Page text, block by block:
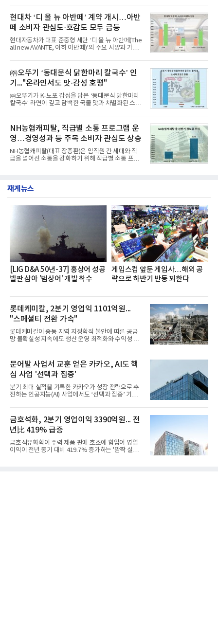
디교육, 대교, 디지
이 순으로 뒤를 이었다.7일 한국기업평판연구소(소장
구창환)는 산업통상자원부 공공기관 41개 브랜드를
대상으로 지난 7월 7일부터 8월 7일까지 수집된 소비
자 빅데이터 91,102,549건을 분석한 결과, 한국전력
공사가 브랜드평판지수 10,670,633을 기록하며 8월
1위에 올랐다고 밝혔다. 분석에 활용된 빅데이터는 지
난 7월(88,893,823건) 대비 2.48% 증가한 수치다.연
수력원자력, 한국석
현대차 ‘디 올 뉴 아반떼’ 계약 개시…아반
떼 소비자 관심도·호감도 모두 급등
현대자동차가 대표 준중형 세단 ‘디 올 뉴 아반떼(The
all new AVANTE, 이하 아반떼)’의 주요 사양과 가격
떼는 6년 만에 선보이는 8세대 완전변경 모델로, ▲정
교한 선과 면을 중심으로 완성한 파격적인 디자인 ▲
과거 중형 세단 수준으로 확대된 차체 제원 ▲글로벌
최고 수준의 안전성 ▲성능과 효율을 동시에 높인 주
행 완성도 ▲첨단 편의 및 디지털 사양 적용 등을 통해
글로벌 준중형 세단의 새로운 기준을 세웠다.아반떼
는 가솔린 2.0과 1.6 하이브리드 두 가지 파워트레인
넘
㈜오뚜기 ‘동대문식 닭한마리 칼국수’ 인
기..."온라인서도 맛·감성 호평"
㈜오뚜기가 K-노포 감성을 담은 ‘동대문식 닭한마리
칼국수’ 라면이 깊고 담백한 국물 맛과 차별화된 스토
혔다.‘동대문식 닭한마리 칼국수’는 예상을 뛰어넘는
소비자 호응에 힘입어 지난 7월 13일 첫 선을 보인 지
단 18일 만에 누적 판매량 50만 개를 돌파하는 성과를
거두었다.이번 신제품은 개발진이 전국의 닭한마리
전문점을 직접 찾아 다니며 최적의 육수 비율을 완성
했다. 자극적이지 않으면서도 깊은 닭육수에 마늘의
개운한 풍미를 더했으며, 국물이 잘 배어들면서도 쫄
서도
NH농협캐피탈, 직급별 소통 프로그램 운
영…경영성과 등 주목 소비자 관심도 상승
NH농협캐피탈(대표 장종환)은 임직원 간 세대와 직
급을 넘어선 소통을 강화하기 위해 직급별 소통 프로
영지원부 홍보팀과 2026년 새로이(e)＊가 공동 주관
쳐 진행됐다.참고로 새로이(e)는 NH농협캐피탈 MZ
세대들로(과장~계장) 구성된 자율 참여조직으로, 조
직문화 혁신과 업무 효율성 향상을 위한 다양한 활동
을 추진하며,새로운 변화와 이로운 영향력을 조직전
반에 전파하는 역할
재계뉴스
[LIG D&A 50년-37] 홍상어 성공
발판 삼아 '범상어' 개발 착수
게임스컴 앞둔 게임사…해외 공
략으로 하반기 반등 꾀한다
롯데케미칼, 2분기 영업익 1101억원...
"스페셜티 전환 가속"
롯데케미칼이 중동 지역 지정학적 불안에 따른 공급
망 불확실성 지속에도 생산 운영 최적화와 수익성 중
어갔다.롯데케미칼이 2026년 2분기 연결 기준 매출
액 5조6864억원, 영업이익 1101억원을 기록했다고 7
일 밝혔다. 사업별로는 기초화학 부문(롯데케미칼 기
초소재사업·LC타이탄·LC USA·롯데대산석화)이 매
출 3조9403억원, 영업이익 23억원을 기록했다. 정기
보수 영향과 원료 가격 변동에 따른 래깅 효과로 전분
기 대비 수익성은 둔화됐지만 흑자 전환 흐름을 유지
우호적인 환율 효과
문어발 사업서 교훈 얻은 카카오, AI도 핵
심 사업 '선택과 집중'
분기 최대 실적을 기록한 카카오가 성장 전략으로 추
진하는 인공지능(AI) 사업에서도 ‘선택과 집중’ 기조
라 투자에 나서는 것과 달리, 카카오는 ‘카카오톡’이
라는 플랫폼 경쟁력을 활용한 AI 에이전트 서비스에
집중하는 전략이다. 과거 무리한 사업 확장 과정에서
겪었던 시행착오를 되풀이하지 않고 핵심 역량에 집
중하겠다는 취지로 풀이된다.7일 업계에 따르면 카카
오는 올해 2분기 연결 기준 매출 2조985억원, 영업이
익 2770억원을 기록했다. 전년 동기 대비 매출과 영업
금호석화, 2분기 영업이익 3390억원... 전
년比 419% 급증
금호석유화학이 주력 제품 판매 호조에 힘입어 영업
이익이 전년 동기 대비 419.7% 증가하는 '깜짝 실